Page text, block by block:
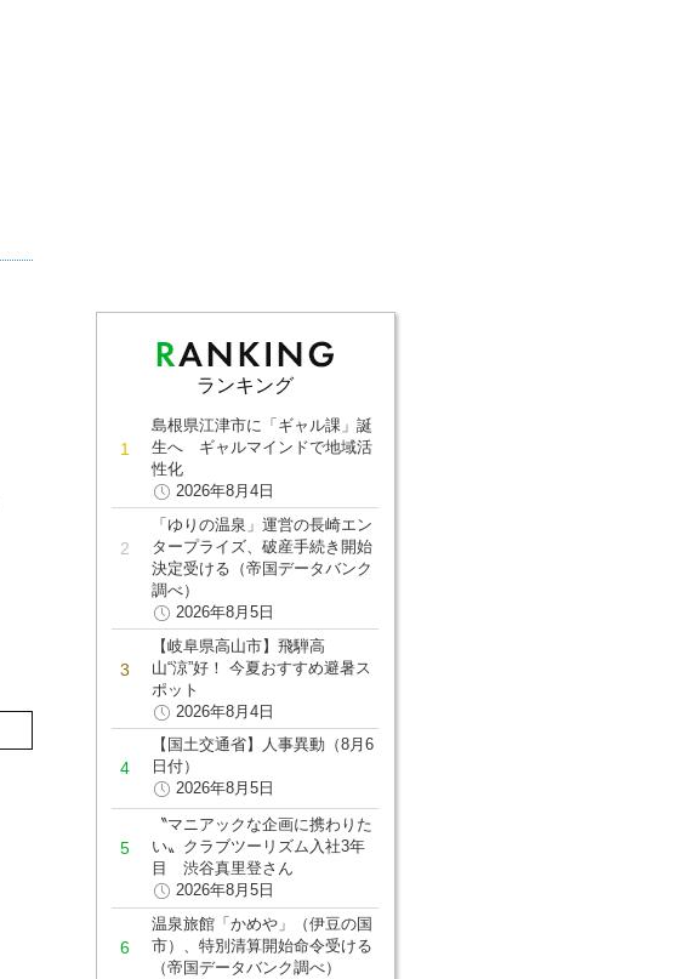
ランキング
島根県江津市に「ギャル課」誕
生へ ギャルマインドで地域活
性化
2026年8月4日
「ゆりの温泉」運営の長崎エン
タープライズ、破産手続き開始
決定受ける（帝国データバンク
調べ）
2026年8月5日
【岐阜県高山市】飛騨高
山“涼”好！ 今夏おすすめ避暑ス
ポット
2026年8月4日
【国土交通省】人事異動（8月6
日付）
2026年8月5日
〝マニアックな企画に携わりた
い〟クラブツーリズム入社3年
目 渋谷真里登さん
2026年8月5日
温泉旅館「かめや」（伊豆の国
市）、特別清算開始命令受ける
（帝国データバンク調べ）